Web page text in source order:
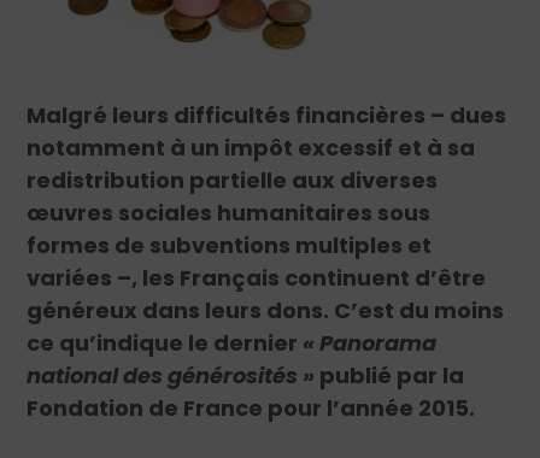
Malgré leurs difficultés financières – dues
notamment à un impôt excessif et à sa
redistribution partielle aux diverses
œuvres sociales humanitaires sous
formes de subventions multiples et
variées –, les Français continuent d’être
généreux dans leurs dons. C’est du moins
ce qu’indique le dernier « Panorama
national des générosités » publié par la
Fondation de France pour l’année 2015.